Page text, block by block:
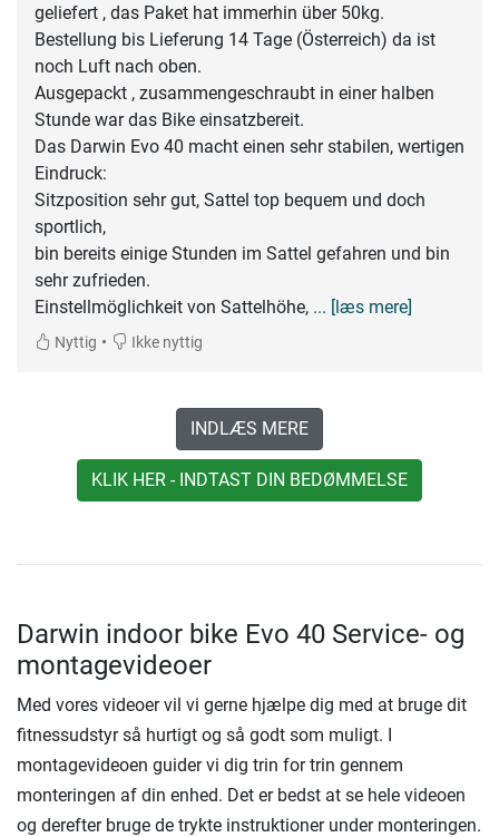
geliefert , das Paket hat immerhin über 50kg.
Bestellung bis Lieferung 14 Tage (Österreich) da ist
noch Luft nach oben.
Ausgepackt , zusammengeschraubt in einer halben
Stunde war das Bike einsatzbereit.
Das Darwin Evo 40 macht einen sehr stabilen, wertigen
Eindruck:
Sitzposition sehr gut, Sattel top bequem und doch
sportlich,
bin bereits einige Stunden im Sattel gefahren und bin
sehr zufrieden.
Einstellmöglichkeit von Sattelhöhe, ... [læs mere]
Nyttig • Ikke nyttig
INDLÆS MERE
KLIK HER - INDTAST DIN BEDØMMELSE
Darwin indoor bike Evo 40 Service- og
montagevideoer
Med vores videoer vil vi gerne hjælpe dig med at bruge dit
fitnessudstyr så hurtigt og så godt som muligt. I
montagevideoen guider vi dig trin for trin gennem
monteringen af ​​din enhed. Det er bedst at se hele videoen
og derefter bruge de trykte instruktioner under monteringen.